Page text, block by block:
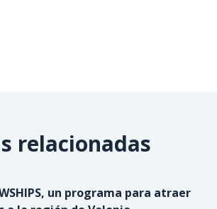
relacionadas
un programa para atraer